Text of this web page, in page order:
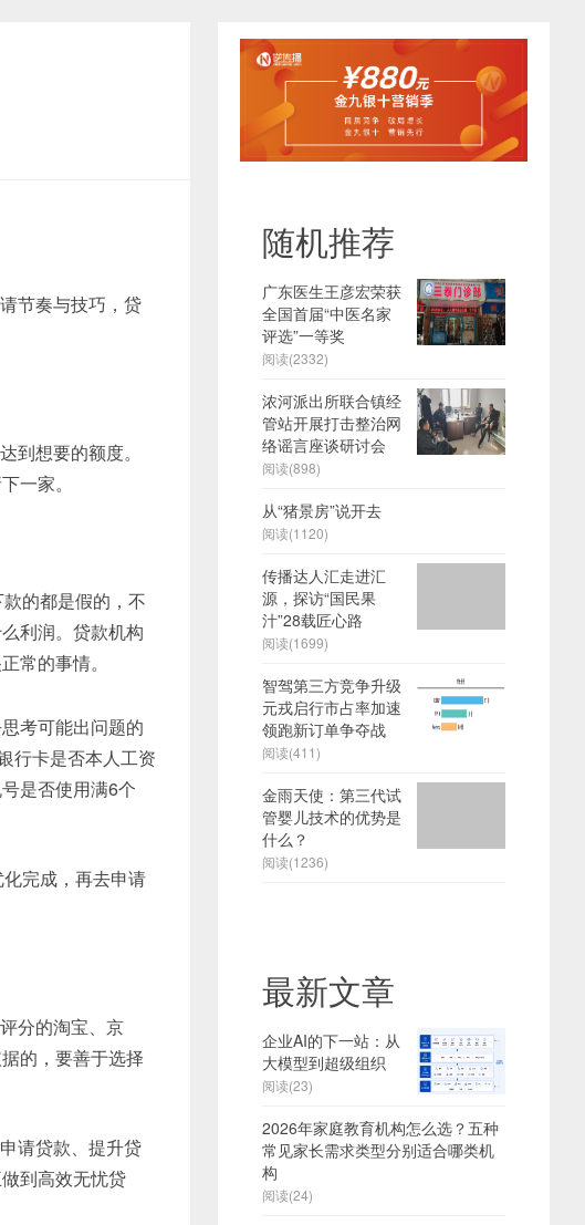
节奏与技巧，贷
到想要的额度。
一家。
的都是假的，不
利润。贷款机构
常的事情。
考可能出问题的
行卡是否本人工资
是否使用满6个
完成，再去申请
分的淘宝、京
的，要善于选择
请贷款、提升贷
到高效无忧贷
随机推荐
广东医生王彦宏荣获
全国首届“中医名家
评选”一等奖
阅读(2332)
浓河派出所联合镇经
管站开展打击整治网
络谣言座谈研讨会
阅读(898)
从“猪景房”说开去
阅读(1120)
传播达人汇走进汇
源，探访“国民果
汁”28载匠心路
阅读(1699)
智驾第三方竞争升级
元戎启行市占率加速
领跑新订单争夺战
阅读(411)
金雨天使：第三代试
管婴儿技术的优势是
什么？
阅读(1236)
最新文章
企业AI的下一站：从
大模型到超级组织
阅读(23)
2026年家庭教育机构怎么选？五种
常见家长需求类型分别适合哪类机
构
阅读(24)